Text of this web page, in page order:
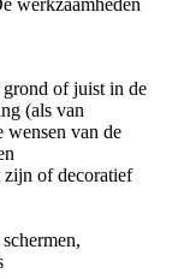
werkzaamheden
of juist in de
(als van
wensen van de
zijn of decoratief